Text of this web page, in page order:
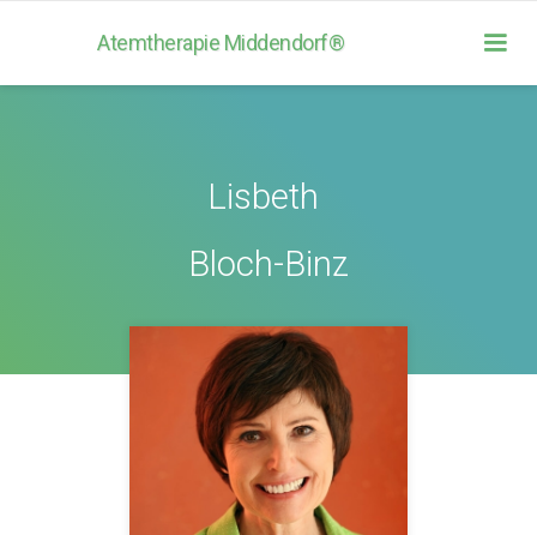
Atemtherapie Middendorf®
Lisbeth
Bloch-Binz